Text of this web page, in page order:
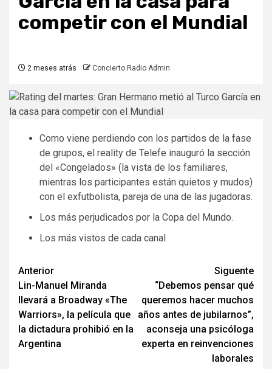
competir con el Mundial
2 meses atrás Concierto Radio Admin
Como viene perdiendo con los partidos de la fase
de grupos, el reality de Telefe inauguró la sección
del «Congelados» (la vista de los familiares,
mientras los participantes están quietos y mudos)
con el exfutbolista, pareja de una de las jugadoras.
Los más perjudicados por la Copa del Mundo.
Los más vistos de cada canal
Navegación
de
entradas
Anterior
Lin-Manuel Miranda
llevará a Broadway «The
Warriors», la película que
la dictadura prohibió en la
Argentina
Siguente
“Debemos pensar qué
queremos hacer muchos
años antes de jubilarnos”,
aconseja una psicóloga
experta en reinvenciones
laborales